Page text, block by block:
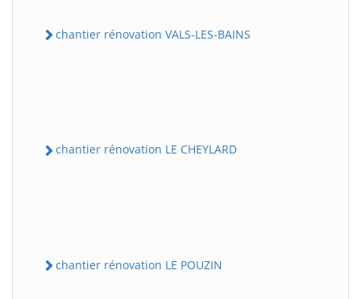
chantier rénovation VALS-LES-BAINS
chantier rénovation LE CHEYLARD
chantier rénovation LE POUZIN